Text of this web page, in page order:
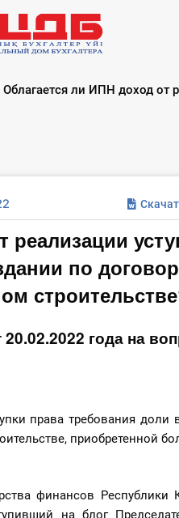
Текущий:
Облагается ли ИПН доход от
реализации
по
года на
права требования
приобретенной
финансов Республики
на блог